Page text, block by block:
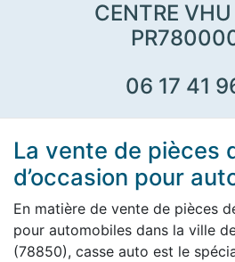
CENTRE VHU
06 17 41
La vente de pièces
d’occasion pour
En matière de vente de pièces
pour automobiles dans la ville
(78850), casse auto est le